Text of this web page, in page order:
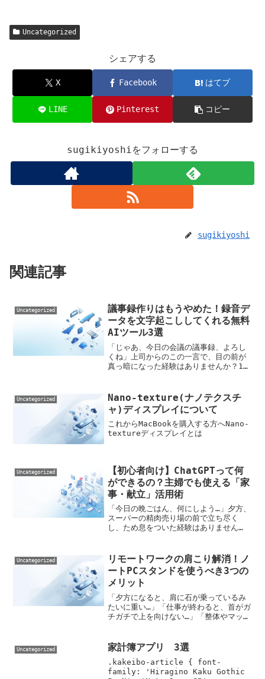
Uncategorized
シェアする
X Facebook はてブ
LINE Pinterest コピー
sugikiyoshiをフォローする
sugikiyoshi
関連記事
Uncategorized
議事録作りはもうやめた！録音デ
ータを文字起こししてくれる無料
AIツール3選
「じゃあ、今日の会議の議事録、よろし
くね」上司からのこの一言で、目の前が
真っ暗になった経験はありませんか？1時
い、こーでもないと要約しているうち
に、気づけば「会議時間の...
Uncategorized
Nano-texture(ナノテクスチ
ャ)ディスプレイについて
これからMacBookを購入する方へNano-
textureディスプレイとは
Uncategorized
【初心者向け】ChatGPTって何
ができるの？主婦でも使える「家
事・献立」活用術
「今日の晩ごはん、何にしよう…」夕方、
スーパーの精肉売り場の前で立ち尽く
し、ため息をついた経験はありません
しれません。家族の好み、栄養バラン
ス、冷蔵庫の残り物、そして食...
Uncategorized
リモートワークの肩こり解消！ノ
ートPCスタンドを使うべき3つの
メリット
「夕方になると、肩に石が乗っているみ
たいに重い…」「仕事が終わると、首がガ
チガチで上を向けない…」「整体やマッサ
業が当たり前になった今、こんな「深刻
な肩こり・首こり」...
Uncategorized 家計簿アプリ 3選
.kakeibo-article { font-
family: 'Hiragino Kaku Gothic